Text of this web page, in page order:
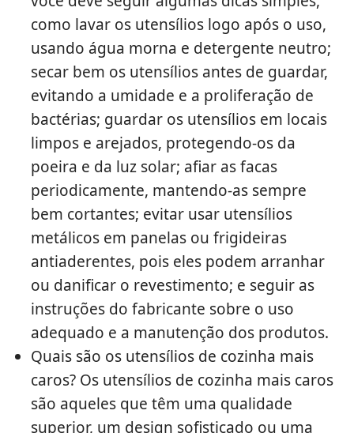
como lavar os utensílios logo após o uso,
usando água morna e detergente neutro;
secar bem os utensílios antes de guardar,
evitando a umidade e a proliferação de
bactérias; guardar os utensílios em locais
limpos e arejados, protegendo-os da
poeira e da luz solar; afiar as facas
periodicamente, mantendo-as sempre
bem cortantes; evitar usar utensílios
metálicos em panelas ou frigideiras
antiaderentes, pois eles podem arranhar
ou danificar o revestimento; e seguir as
instruções do fabricante sobre o uso
adequado e a manutenção dos produtos.
Quais são os utensílios de cozinha mais
caros? Os utensílios de cozinha mais caros
são aqueles que têm uma qualidade
superior, um design sofisticado ou uma